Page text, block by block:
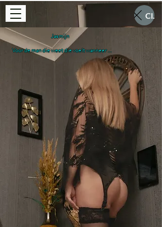
Close
Jasmijn
Voor de man die weet die voelt wanneer
zachtheid gevaarlijk word.
Jasmijn is Belgische elegantie met een
ondeugende ondertoon. 32 jaar, op haar
mooist wanneer ze niets hoeft te zeggen —
haar blik doet het werk al. Ze beweegt rustig,
zelfzeker… alsof ze exact weet waar jouw
aandacht blijft hangen.
Haar aanraking begint zacht, bijna onschuldig.
Maar laat je niet misleiden. Onder die kalmte
schuilt spanning die langzaam opbouwt… tot
je nergens anders meer bent dan in het
moment.
Warm. Vrouwelijk. Verleidelijk zonder moeite.
Jasmijn neemt geen haast. Ze leest je
lichaam, speelt met ritme en laat de stilte
spreken waar woorden tekortkomen. Elke
beweging voelt doordacht, elke seconde net
iets intenser dan de vorige.